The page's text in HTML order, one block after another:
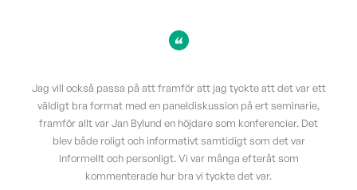
Jag vill också passa på att framför att jag tyckte att det var ett
väldigt bra format med en paneldiskussion på ert seminarie,
framför allt var Jan Bylund en höjdare som konferencier. Det
blev både roligt och informativt samtidigt som det var
informellt och personligt. Vi var många efteråt som
kommenterade hur bra vi tyckte det var.